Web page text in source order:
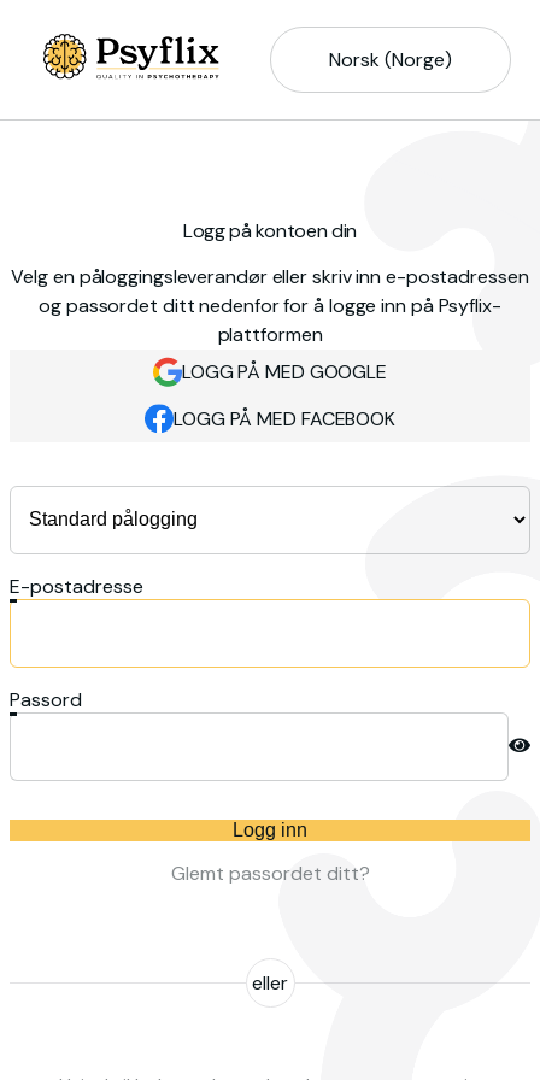
Norsk (Norge)
Logg på kontoen din
Velg en påloggingsleverandør eller skriv inn e-postadressen
og passordet ditt nedenfor for å logge inn på Psyflix-
plattformen
LOGG PÅ MED GOOGLE
LOGG PÅ MED FACEBOOK
E-postadresse
Passord
Logg inn
Glemt passordet ditt?
eller